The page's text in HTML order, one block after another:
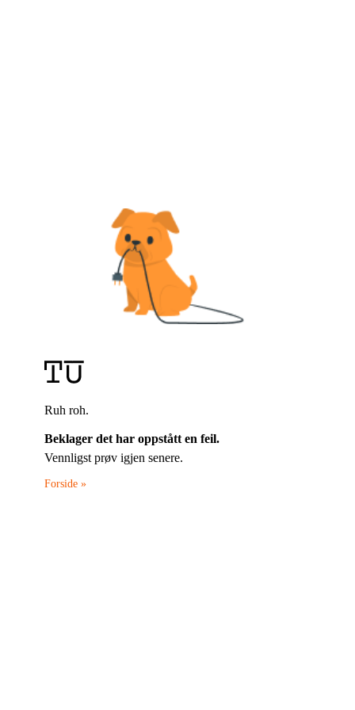
Ruh roh.
Beklager det har oppstått en feil.
Vennligst prøv igjen senere.
Forside »